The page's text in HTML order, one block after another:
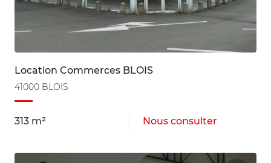
Location Commerces BLOIS
41000 BLOIS
313 m² Nous consulter